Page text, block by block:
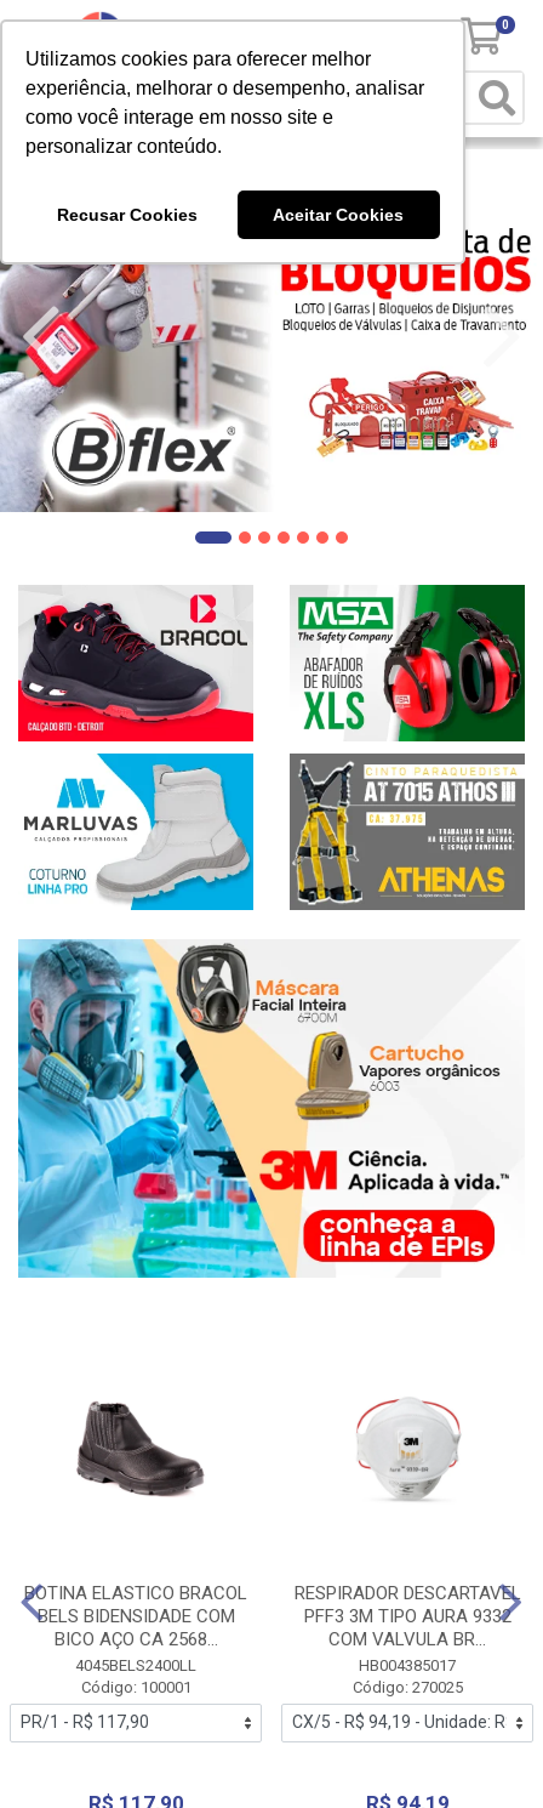
Utilizamos cookies para oferecer melhor
experiência, melhorar o desempenho, analisar
como você interage em nosso site e
personalizar conteúdo.
Recusar Cookies Aceitar Cookies
0
BOTINA ELASTICO BRACOL
BELS BIDENSIDADE COM
BICO AÇO CA 2568...
4045BELS2400LL
Código: 100001
R$ 117,90
RESPIRADOR DESCARTAVEL
PFF3 3M TIPO AURA 9332
COM VALVULA BR...
HB004385017
Código: 270025
R$ 94,19